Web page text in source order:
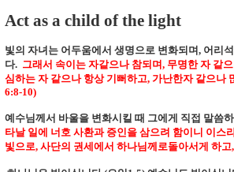
Act as a child of the light
빛의 자녀는 어두움에서 생명으로 변화되며 , 어리
다. 그래서 속이는 자같으나 참되며 , 무명한 자 같
심하는 자 같으나 항상 기뻐하고, 가난한자 같으나
6:8-10)
예수님께서 바울을 변화시킬 때 그에게 직접 말씀
타날 일에 너호 사환과 증인을 삼으려 함이니 이스
빛으로, 사단의 권세에서 하나님께로돌아서게 하고,